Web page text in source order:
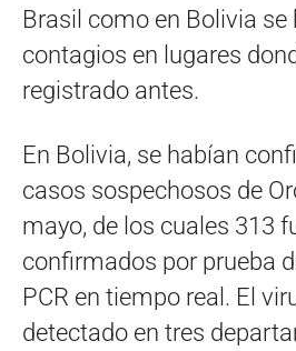
Brasil como en Bolivia
contagios en lugares
registrado antes.
En Bolivia, se habían
casos sospechosos de
mayo, de los cuales 313
confirmados por prueba
PCR en tiempo real. El
detectado en tres